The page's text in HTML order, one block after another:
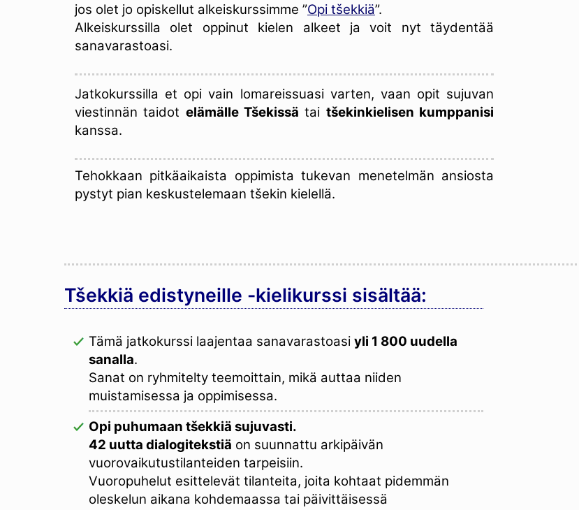
jos olet jo opiskellut alkeiskurssimme ”Opi tšekkiä”.
Alkeiskurssilla olet oppinut kielen alkeet ja voit nyt täydentää
sanavarastoasi.
Jatkokurssilla et opi vain lomareissuasi varten, vaan opit sujuvan
viestinnän taidot elämälle Tšekissä tai tšekinkielisen kumppanisi
kanssa.
Tehokkaan pitkäaikaista oppimista tukevan menetelmän ansiosta
pystyt pian keskustelemaan tšekin kielellä.
Tšekkiä edistyneille -kielikurssi sisältää:
Tämä jatkokurssi laajentaa sanavarastoasi yli 1 800 uudella
sanalla.
Sanat on ryhmitelty teemoittain, mikä auttaa niiden
muistamisessa ja oppimisessa.
Opi puhumaan tšekkiä sujuvasti.
42 uutta dialogitekstiä on suunnattu arkipäivän
vuorovaikutustilanteiden tarpeisiin.
Vuoropuhelut esittelevät tilanteita, joita kohtaat pidemmän
oleskelun aikana kohdemaassa tai päivittäisessä